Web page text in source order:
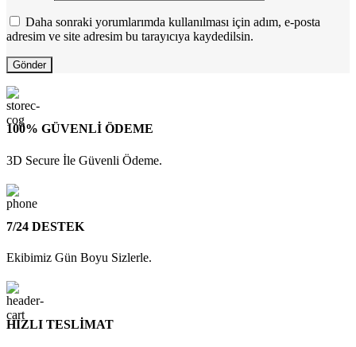
Daha sonraki yorumlarımda kullanılması için adım, e-posta
adresim ve site adresim bu tarayıcıya kaydedilsin.
100% GÜVENLİ ÖDEME
3D Secure İle Güvenli Ödeme.
7/24 DESTEK
Ekibimiz Gün Boyu Sizlerle.
HIZLI TESLİMAT